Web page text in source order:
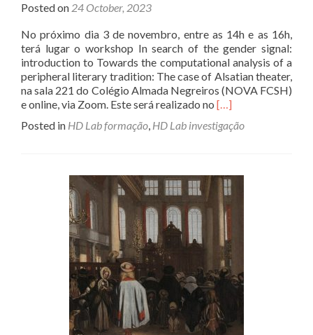
Posted on 24 October, 2023
No próximo dia 3 de novembro, entre as 14h e as 16h,
terá lugar o workshop In search of the gender signal:
introduction to Towards the computational analysis of a
peripheral literary tradition: The case of Alsatian theater,
na sala 221 do Colégio Almada Negreiros (NOVA FCSH)
e online, via Zoom. Este será realizado no Read
about
the
computational
analysis
of
peripheral
literary
tradition:
The
case
of
Alsatian
[…]
Posted in HD Lab formação, HD Lab investigação